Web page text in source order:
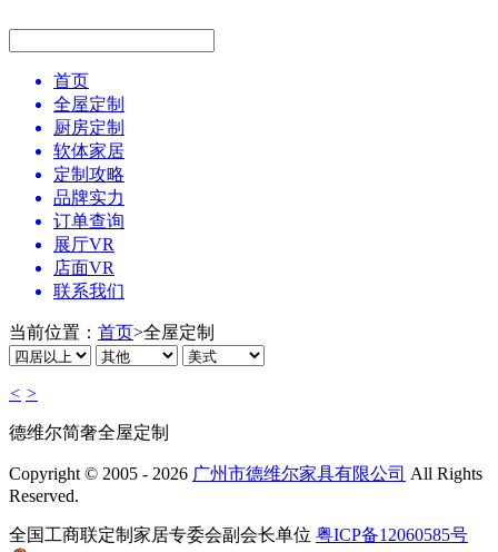
首页
全屋定制
厨房定制
软体家居
定制攻略
品牌实力
订单查询
展厅VR
店面VR
联系我们
当前位置： 首页>全屋定制
< >
德维尔简奢全屋定制
Copyright © 2005 - 2026 广州市德维尔家具有限公司 All Rights
Reserved.
全国工商联定制家居专委会副会长单位 粤ICP备12060585号